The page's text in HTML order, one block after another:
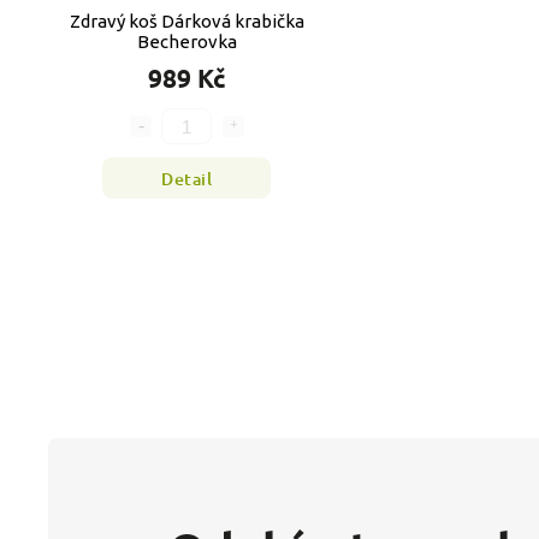
Zdravý koš Dárková krabička
Becherovka
989 Kč
Detail